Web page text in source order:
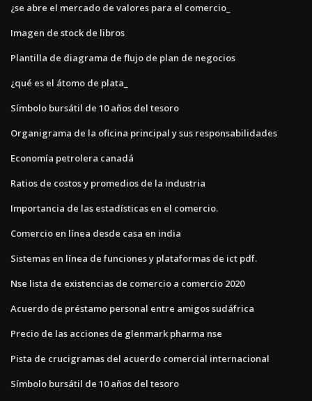
¿se abre el mercado de valores para el comercio_
Imagen de stock de libros
Plantilla de diagrama de flujo de plan de negocios
¿qué es el átomo de plata_
Símbolo bursátil de 10 años del tesoro
Organigrama de la oficina principal y sus responsabilidades
Economía petrolera canadá
Ratios de costos y promedios de la industria
Importancia de las estadísticas en el comercio.
Comercio en línea desde casa en india
Sistemas en línea de funciones y plataformas de ict pdf.
Nse lista de existencias de comercio a comercio 2020
Acuerdo de préstamo personal entre amigos sudáfrica
Precio de las acciones de glenmark pharma nse
Pista de crucigramas del acuerdo comercial internacional
Símbolo bursátil de 10 años del tesoro